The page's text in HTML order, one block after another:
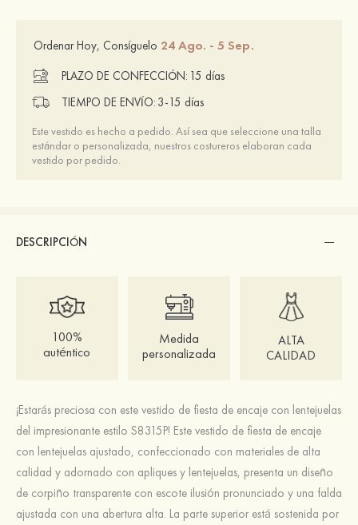
Ordenar Hoy, Consíguelo 24 Ago. - 5 Sep.
PLAZO DE CONFECCIÓN: 15 días
TIEMPO DE ENVÍO: 3-15 días
Este vestido es hecho a pedido. Así sea que seleccione una talla
estándar o personalizada, nuestros costureros elaboran cada
vestido por pedido.
DESCRIPCIÓN
100%
auténtico
Medida
personalizada
ALTA
CALIDAD
¡Estarás preciosa con este vestido de fiesta de encaje con lentejuelas
del impresionante estilo S8315P! Este vestido de fiesta de encaje
con lentejuelas ajustado, confeccionado con materiales de alta
calidad y adornado con apliques y lentejuelas, presenta un diseño
de corpiño transparente con escote ilusión pronunciado y una falda
ajustada con una abertura alta. La parte superior está sostenida por